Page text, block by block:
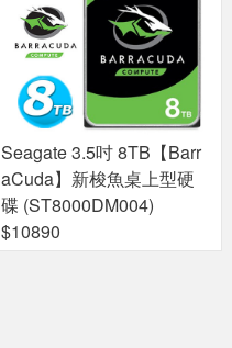
Seagate 3.5吋 8TB【Barr
aCuda】新梭魚桌上型硬
碟 (ST8000DM004)
$10890